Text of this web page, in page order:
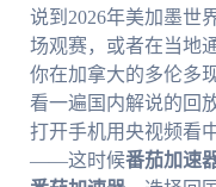
说到2026年美加墨世
场观赛，或者在当地
你在加拿大的多伦多
看一遍国内解说的回
打开手机用央视频看
——这时候番茄加速